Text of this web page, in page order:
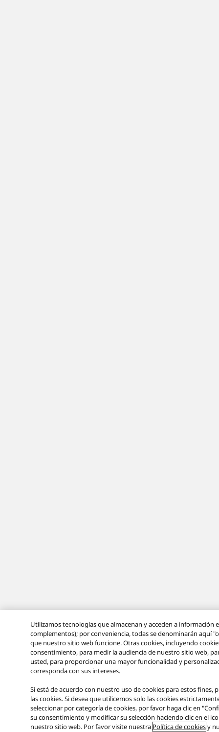
Utilizamos tecnologías que almacenan y acceden a información
complementos); por conveniencia, todas se denominarán aquí
que nuestro sitio web funcione. Otras cookies, incluyendo
consentimiento, para medir la audiencia de nuestro sitio web,
usted, para proporcionar una mayor funcionalidad y
corresponda con sus intereses.
Si está de acuerdo con nuestro uso de cookies para estos
las cookies. Si desea que utilicemos solo las cookies
seleccionar por categoría de cookies, por favor haga clic en
su consentimiento y modificar su selección haciendo clic en el
nuestro sitio web. Por favor visite nuestra Política de cookiesy